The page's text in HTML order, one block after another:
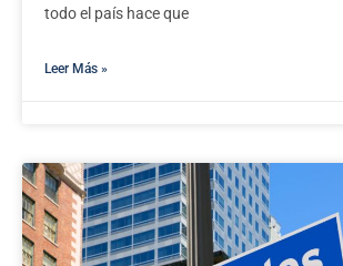
todo el país hace que
Leer Más »